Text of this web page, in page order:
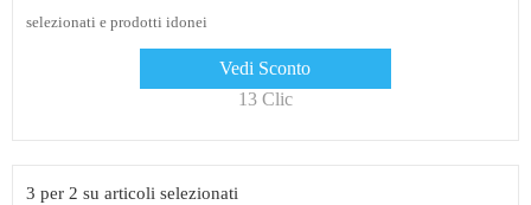
selezionati e prodotti idonei
Vedi Sconto
13 Clic
3 per 2 su articoli selezionati